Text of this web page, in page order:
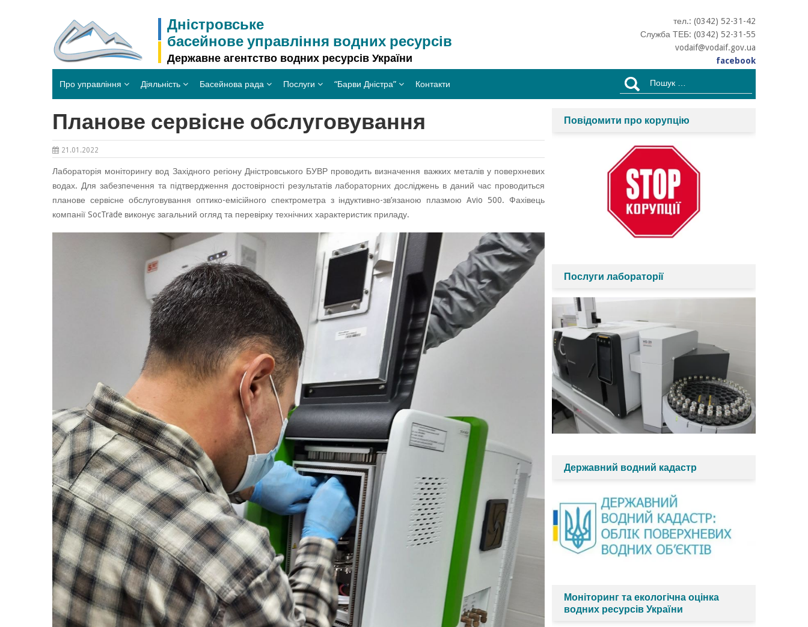
Дністровське
басейнове управління водних ресурсів
Державне агентство водних ресурсів України
тел.: (0342) 52-31-42
Служба ТЕБ: (0342) 52-31-55
vodaif@vodaif.gov.ua
facebook
Про управління Діяльність Басейнова рада Послуги “Барви Дністра” Контакти
Пошук:
Планове сервісне обслуговування
21.01.2022
Лабораторія моніторингу вод Західного регіону Дністровського БУВР проводить визначення важких металів у поверхневих
водах. Для забезпечення та підтвердження достовірності результатів лабораторних досліджень в даний час проводиться
планове сервісне обслуговування оптико-емісійного спектрометра з індуктивно-зв’язаною плазмою Avio 500. Фахівець
компанії SocTrade виконує загальний огляд та перевірку технічних характеристик приладу.
Повідомити про корупцію
Послуги лабораторії
Державний водний кадастр
Моніторинг та екологічна оцінка
водних ресурсів України